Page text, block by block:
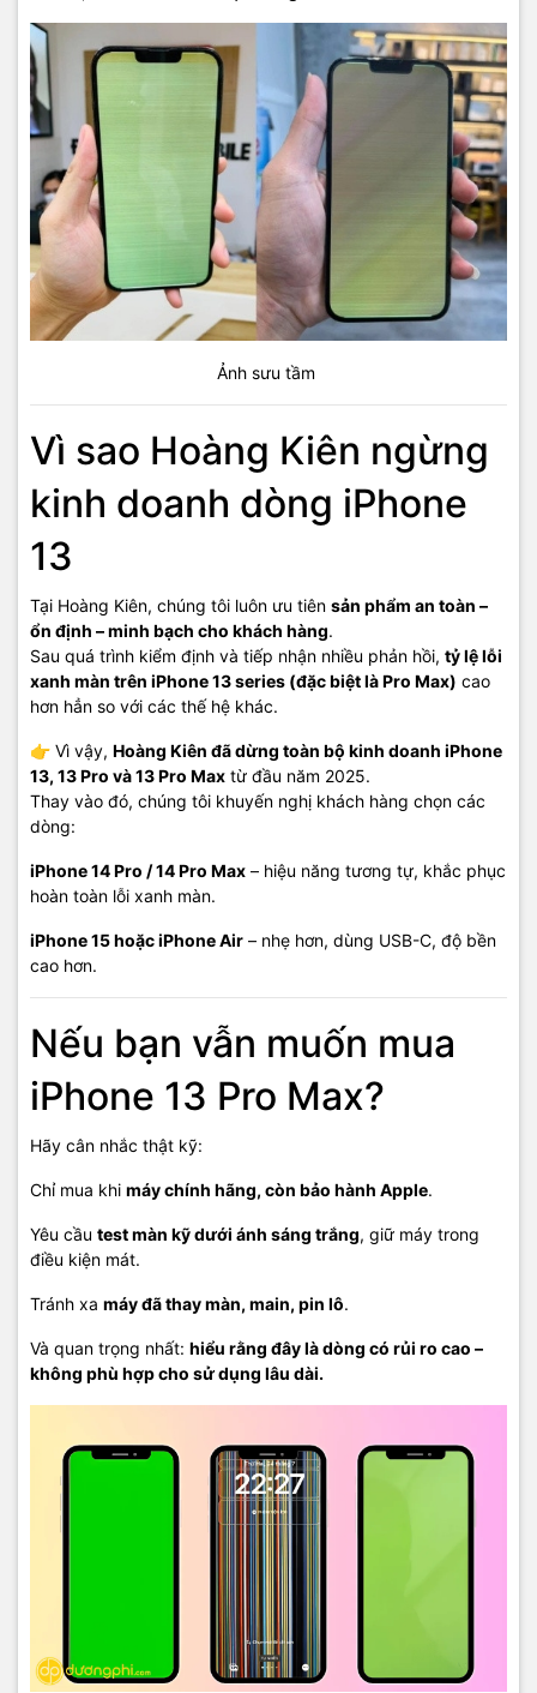
Ảnh sưu tầm
Vì sao Hoàng Kiên ngừng
kinh doanh dòng iPhone
13
Tại Hoàng Kiên, chúng tôi luôn ưu tiên sản phẩm an toàn –
ổn định – minh bạch cho khách hàng.
Sau quá trình kiểm định và tiếp nhận nhiều phản hồi, tỷ lệ lỗi
xanh màn trên iPhone 13 series (đặc biệt là Pro Max) cao
hơn hẳn so với các thế hệ khác.
👉 Vì vậy, Hoàng Kiên đã dừng toàn bộ kinh doanh iPhone
13, 13 Pro và 13 Pro Max từ đầu năm 2025.
Thay vào đó, chúng tôi khuyến nghị khách hàng chọn các
dòng:
iPhone 14 Pro / 14 Pro Max – hiệu năng tương tự, khắc phục
hoàn toàn lỗi xanh màn.
iPhone 15 hoặc iPhone Air – nhẹ hơn, dùng USB-C, độ bền
cao hơn.
Nếu bạn vẫn muốn mua
iPhone 13 Pro Max?
Hãy cân nhắc thật kỹ:
Chỉ mua khi máy chính hãng, còn bảo hành Apple.
Yêu cầu test màn kỹ dưới ánh sáng trắng, giữ máy trong
điều kiện mát.
Tránh xa máy đã thay màn, main, pin lô.
Và quan trọng nhất: hiểu rằng đây là dòng có rủi ro cao –
không phù hợp cho sử dụng lâu dài.